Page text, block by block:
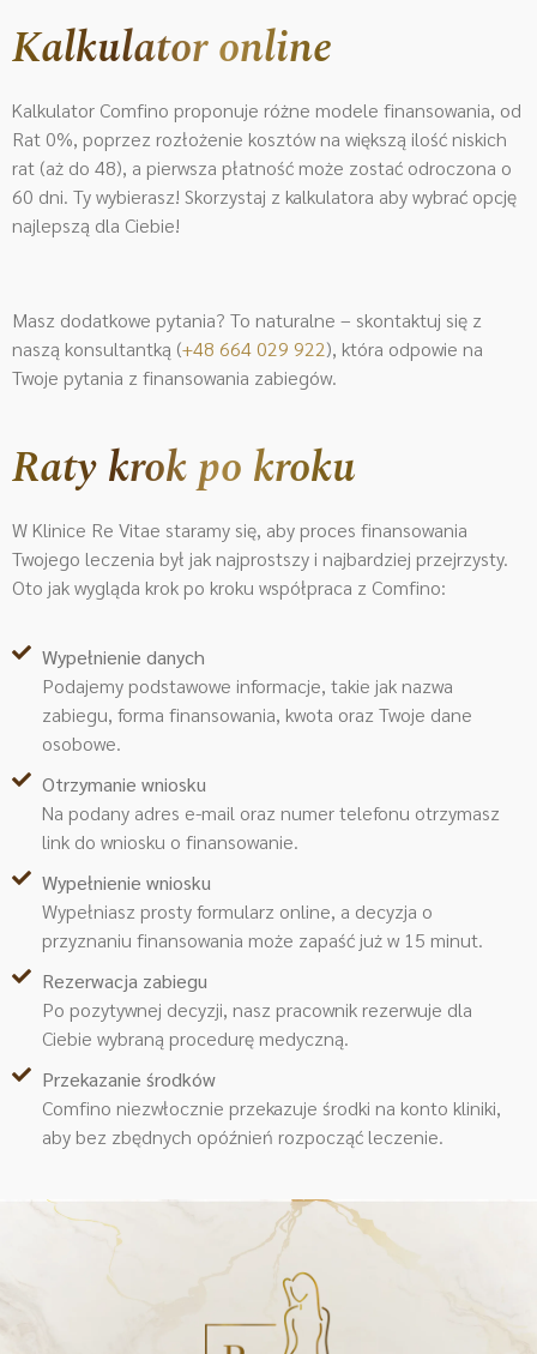
Raty krok po kroku
W Klinice Re Vitae staramy się, aby proces finansowania
Twojego leczenia był jak najprostszy i najbardziej przejrzysty.
Oto jak wygląda krok po kroku współpraca z Comfino:
Wypełnienie danych
Podajemy podstawowe informacje, takie jak nazwa
zabiegu, forma finansowania, kwota oraz Twoje dane
osobowe.
Otrzymanie wniosku
Na podany adres e-mail oraz numer telefonu otrzymasz
link do wniosku o finansowanie.
Wypełnienie wniosku
Wypełniasz prosty formularz online, a decyzja o
przyznaniu finansowania może zapaść już w 15 minut.
Rezerwacja zabiegu
Po pozytywnej decyzji, nasz pracownik rezerwuje dla
Ciebie wybraną procedurę medyczną.
Przekazanie środków
Comfino niezwłocznie przekazuje środki na konto kliniki,
aby bez zbędnych opóźnień rozpocząć leczenie.
Kalkulator online
Kalkulator Comfino proponuje różne modele finansowania, od
Rat 0%, poprzez rozłożenie kosztów na większą ilość niskich
rat (aż do 48), a pierwsza płatność może zostać odroczona o
60 dni. Ty wybierasz! Skorzystaj z kalkulatora aby wybrać opcję
najlepszą dla Ciebie!
Masz dodatkowe pytania? To naturalne – skontaktuj się z
naszą konsultantką (+48 664 029 922), która odpowie na
Twoje pytania z finansowania zabiegów.